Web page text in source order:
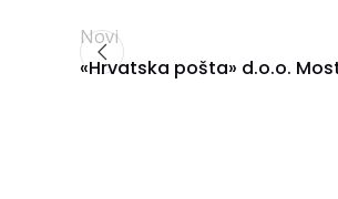
Novi
«Hrvatska pošta» d.o.o.